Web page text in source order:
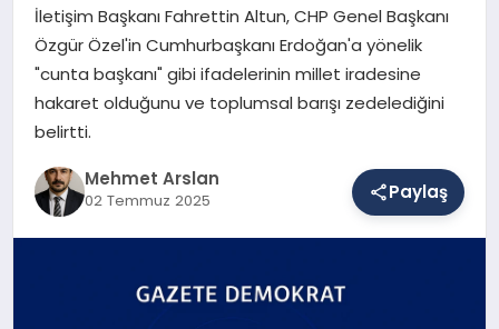
SAĞLIK
EĞITIM
DÜNYA
İletişim Başkanı Fahrettin Altun, CHP Genel Başkanı
Özgür Özel'in Cumhurbaşkanı Erdoğan'a yönelik
"cunta başkanı" gibi ifadelerinin millet iradesine
hakaret olduğunu ve toplumsal barışı zedelediğini
belirtti.
Mehmet Arslan
02 Temmuz 2025 Paylaş